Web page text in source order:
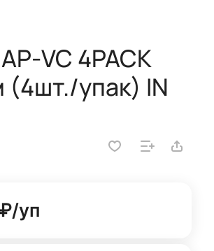
VC 4PACK
(4шт./упак) IN
уп